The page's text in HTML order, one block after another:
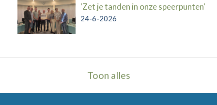
'Zet je tanden in onze speerpunten'
24-6-2026
Toon alles